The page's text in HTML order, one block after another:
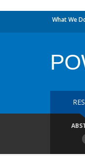
What We